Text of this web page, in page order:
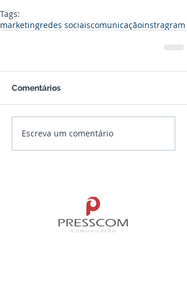
Tags:
marketingredes sociaiscomunicaçãoinstragram
Comentários
Escreva um comentário